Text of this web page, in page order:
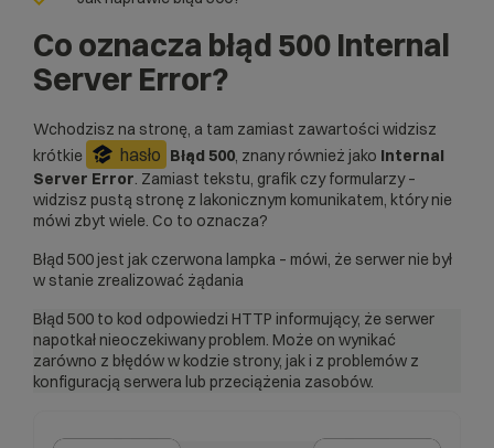
Co oznacza błąd 500 Internal
Server Error?
Wchodzisz na stronę, a tam zamiast zawartości widzisz
krótkie
hasło Błąd 500, znany również jako Internal
Server Error. Zamiast tekstu, grafik czy formularzy –
widzisz pustą stronę z lakonicznym komunikatem, który nie
mówi zbyt wiele. Co to oznacza?
Błąd 500 jest jak czerwona lampka – mówi, że serwer nie był
w stanie zrealizować żądania
Błąd 500 to kod odpowiedzi HTTP informujący, że serwer
napotkał nieoczekiwany problem. Może on wynikać
zarówno z błędów w kodzie strony, jak i z problemów z
konfiguracją serwera lub przeciążenia zasobów.